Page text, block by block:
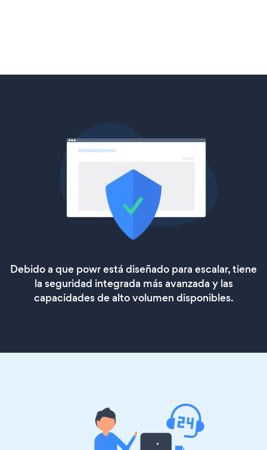
Debido a que powr está diseñado para escalar, tiene
la seguridad integrada más avanzada y las
capacidades de alto volumen disponibles.